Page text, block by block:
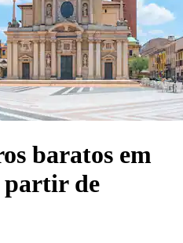
baratos em
partir de